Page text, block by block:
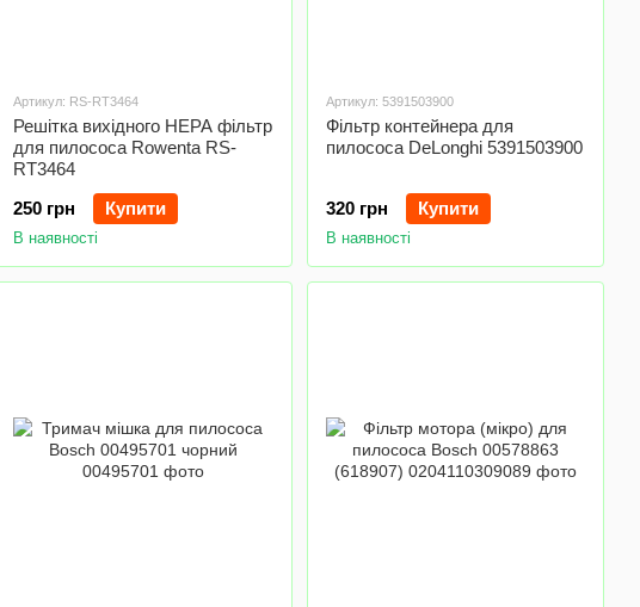
Артикул: RS-RT3464
Решітка вихідного HEPA фільтр
для пилососа Rowenta RS-
RT3464
250 грн
Купити
В наявності
Артикул: 5391503900
Фільтр контейнера для
пилососа DeLonghi 5391503900
320 грн Купити
В наявності